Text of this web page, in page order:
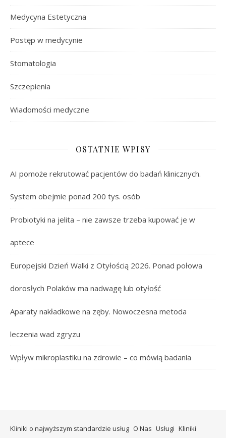
Medycyna Estetyczna
Postęp w medycynie
Stomatologia
Szczepienia
Wiadomości medyczne
OSTATNIE WPISY
AI pomoże rekrutować pacjentów do badań klinicznych.
System obejmie ponad 200 tys. osób
Probiotyki na jelita – nie zawsze trzeba kupować je w
aptece
Europejski Dzień Walki z Otyłością 2026. Ponad połowa
dorosłych Polaków ma nadwagę lub otyłość
Aparaty nakładkowe na zęby. Nowoczesna metoda
leczenia wad zgryzu
Wpływ mikroplastiku na zdrowie – co mówią badania
Kliniki o najwyższym standardzie usług O Nas Usługi Kliniki